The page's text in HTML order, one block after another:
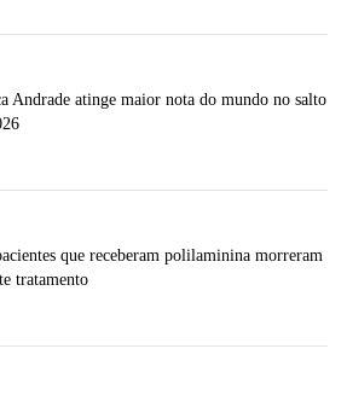
Andrade atinge maior nota do mundo no salto
que receberam polilaminina morreram
tratamento